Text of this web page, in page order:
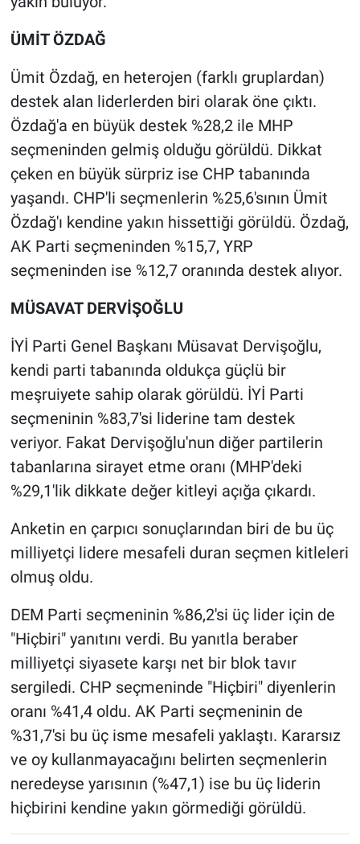
ÜMİT ÖZDAĞ
Ümit Özdağ, en heterojen (farklı gruplardan)
destek alan liderlerden biri olarak öne çıktı.
Özdağ'a en büyük destek %28,2 ile MHP
seçmeninden gelmiş olduğu görüldü. Dikkat
çeken en büyük sürpriz ise CHP tabanında
yaşandı. CHP'li seçmenlerin %25,6'sının Ümit
Özdağ'ı kendine yakın hissettiği görüldü. Özdağ,
AK Parti seçmeninden %15,7, YRP
seçmeninden ise %12,7 oranında destek alıyor.
MÜSAVAT DERVİŞOĞLU
İYİ Parti Genel Başkanı Müsavat Dervişoğlu,
kendi parti tabanında oldukça güçlü bir
meşruiyete sahip olarak görüldü. İYİ Parti
seçmeninin %83,7'si liderine tam destek
veriyor. Fakat Dervişoğlu'nun diğer partilerin
tabanlarına sirayet etme oranı (MHP'deki
%29,1'lik dikkate değer kitleyi açığa çıkardı.
Anketin en çarpıcı sonuçlarından biri de bu üç
milliyetçi lidere mesafeli duran seçmen kitleleri
olmuş oldu.
DEM Parti seçmeninin %86,2'si üç lider için de
"Hiçbiri" yanıtını verdi. Bu yanıtla beraber
milliyetçi siyasete karşı net bir blok tavır
sergiledi. CHP seçmeninde "Hiçbiri" diyenlerin
oranı %41,4 oldu. AK Parti seçmeninin de
%31,7'si bu üç isme mesafeli yaklaştı. Kararsız
ve oy kullanmayacağını belirten seçmenlerin
neredeyse yarısının (%47,1) ise bu üç liderin
hiçbirini kendine yakın görmediği görüldü.